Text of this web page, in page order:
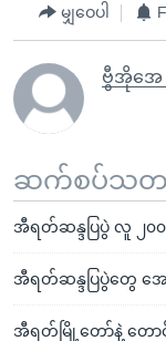
မျှဝေပါ
ဗွီအိုအေ (
ဆက်စပ်သတင်
အီရတ်ဆန္ဒပြပွဲ လူ ၂၀၀
အီရတ်ဆန္ဒပြပွဲတွေ အေ
အီရတ်မြို့တော်နဲ့ တော